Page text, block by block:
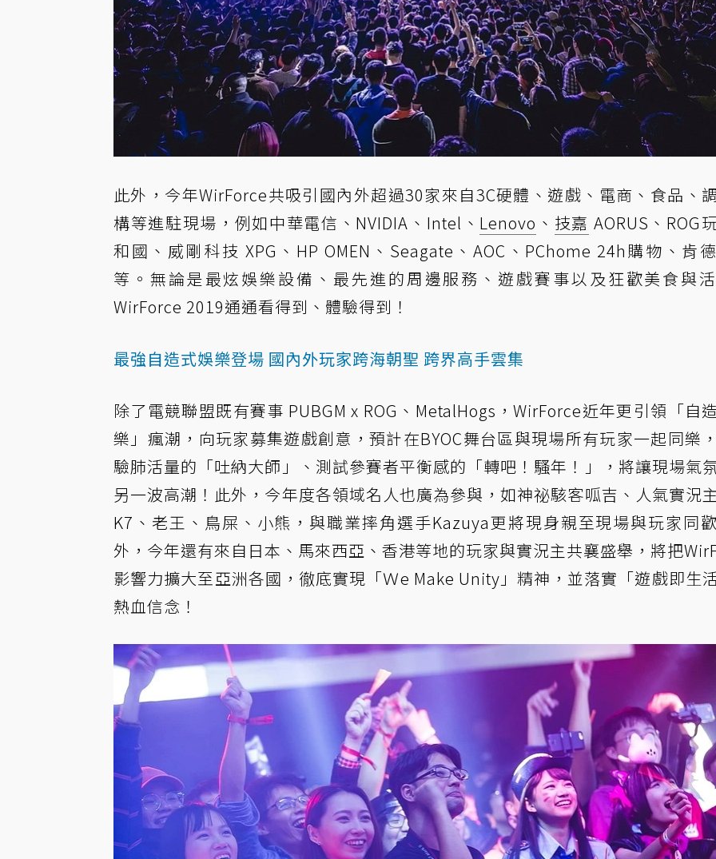
此外，今年WirForce共吸引國內外超過30家來自3C硬體、遊戲、電商、食品、
構等進駐現場，例如中華電信、NVIDIA、Intel、 Lenovo 、 技嘉 AORUS、ROG
和國、威剛科技 XPG、HP OMEN、Seagate、AOC、PChome 24h購物、肯
等。無論是最炫娛樂設備、最先進的周邊服務、遊戲賽事以及狂歡美食與
WirForce 2019通通看得到、體驗得到！
最強自造式娛樂登場 國內外玩家跨海朝聖 跨界高手雲集
除了電競聯盟既有賽事 PUBGM x ROG、MetalHogs，WirForce近年更引領「自
樂」瘋潮，向玩家募集遊戲創意，預計在BYOC舞台區與現場所有玩家一起同樂
驗肺活量的「吐納大師」、測試參賽者平衡感的「轉吧！騷年！」，將讓現場氣
另一波高潮！此外，今年度各領域名人也廣為參與，如神祕駭客呱吉、人氣實況
K7、老王、鳥屎、小熊，與職業摔角選手Kazuya更將現身親至現場與玩家同
外，今年還有來自日本、馬來西亞、香港等地的玩家與實況主共襄盛舉，將把
影響力擴大至亞洲各國，徹底實現「Ｗe Make Unity」精神，並落實「遊戲即生
熱血信念！